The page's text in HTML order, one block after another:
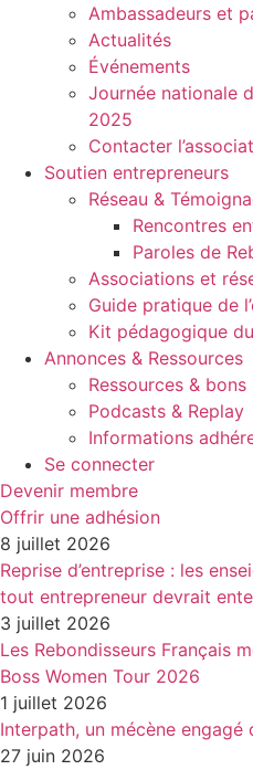
Ambassadeurs et
Actualités
Événements
Journée nationale
2025
Contacter
Soutien entrepreneurs
Réseau &
Rencontres
Paroles de
Associations et
Guide pratique de
Kit pédagogique
Annonces & Ressources
Ressources & bons
Podcasts & Replay
Informations
Se connecter
Devenir membre
Offrir une adhésion
8 juillet 2026
Reprise d’entreprise : les
tout entrepreneur devrait
3 juillet 2026
Les Rebondisseurs Français
Boss Women Tour 2026
1 juillet 2026
Interpath, un mécène
27 juin 2026